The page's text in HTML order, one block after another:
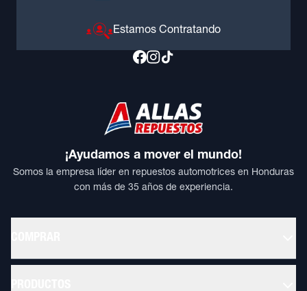
Estamos Contratando
¡Ayudamos a mover el mundo!
Somos la empresa líder en repuestos automotrices en Honduras
con más de 35 años de experiencia.